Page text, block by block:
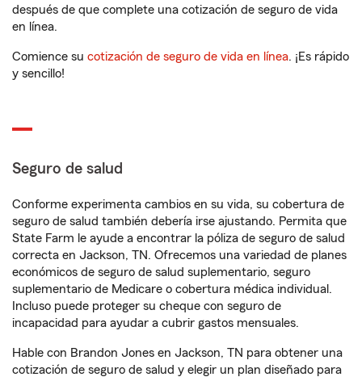
después de que complete una cotización de seguro de vida
en línea.
Comience su cotización de seguro de vida en línea. ¡Es rápido
y sencillo!
Seguro de salud
Conforme experimenta cambios en su vida, su cobertura de
seguro de salud también debería irse ajustando. Permita que
State Farm le ayude a encontrar la póliza de seguro de salud
correcta en Jackson, TN. Ofrecemos una variedad de planes
económicos de seguro de salud suplementario, seguro
suplementario de Medicare o cobertura médica individual.
Incluso puede proteger su cheque con seguro de
incapacidad para ayudar a cubrir gastos mensuales.
Hable con Brandon Jones en Jackson, TN para obtener una
cotización de seguro de salud y elegir un plan diseñado para